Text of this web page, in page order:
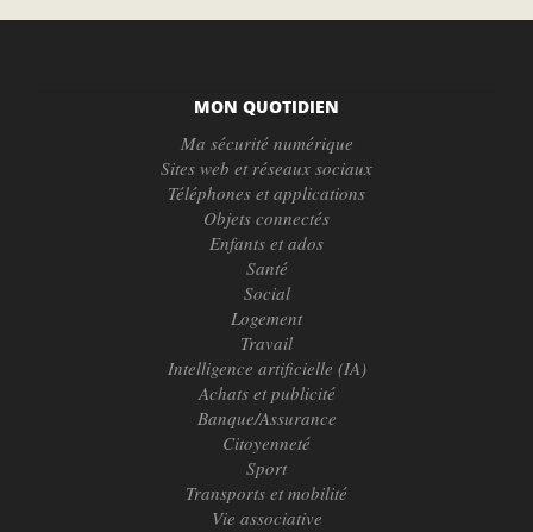
MON QUOTIDIEN
Ma sécurité numérique
Sites web et réseaux sociaux
Téléphones et applications
Objets connectés
Enfants et ados
Santé
Social
Logement
Travail
Intelligence artificielle (IA)
Achats et publicité
Banque/Assurance
Citoyenneté
Sport
Transports et mobilité
Vie associative